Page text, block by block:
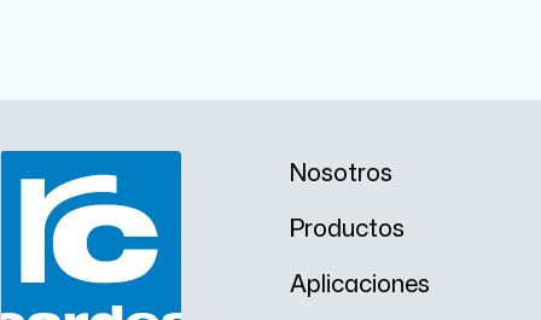
Nosotros
Productos
Aplicaciones